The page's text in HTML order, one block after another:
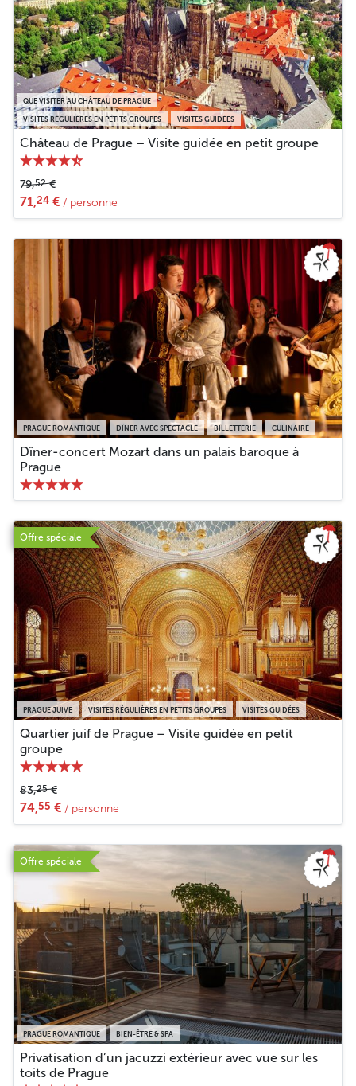
VISITES RÉGULIÈRES EN PETITS GROUPES VISITES GUIDÉES
QUE VISITER AU CHÂTEAU DE PRAGUE
Château de Prague – Visite guidée en petit groupe
79,52€
71,24 € / personne
PRAGUE ROMANTIQUE DÎNER AVEC SPECTACLE BILLETTERIE CULINAIRE
Dîner-concert Mozart dans un palais baroque à
Prague
Offre spéciale
PRAGUE JUIVE VISITES RÉGULIÈRES EN PETITS GROUPES VISITES GUIDÉES
Quartier juif de Prague – Visite guidée en petit
groupe
83,25€
74,55 € / personne
Offre spéciale
PRAGUE ROMANTIQUE BIEN-ÊTRE & SPA
Privatisation d’un jacuzzi extérieur avec vue sur les
toits de Prague